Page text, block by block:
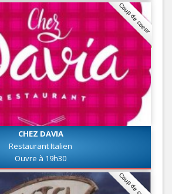
Coup de coeur
CHEZ DAVIA
Restaurant Italien
Ouvre à 19h30